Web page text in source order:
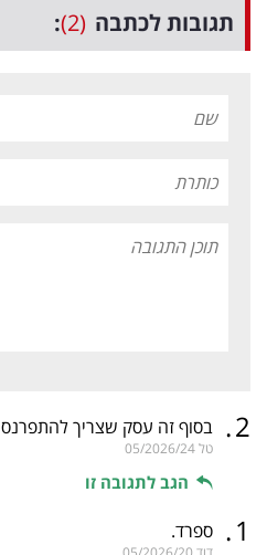
תגובות לכתבה (2)
:
2
. בסוף זה עסק שצריך להתפרנס
טל05/2026/24
הגב לתגובה זו
1
. ספרד.